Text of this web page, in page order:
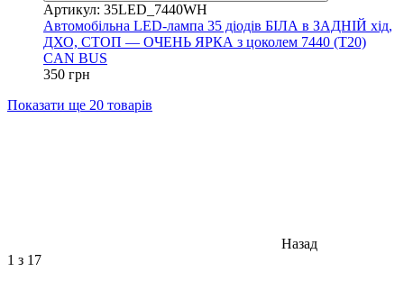
Артикул: 35LED_7440WH
Автомобільна LED-лампа 35 діодів БІЛА в ЗАДНІЙ хід,
ДХО, СТОП — ОЧЕНЬ ЯРКА з цоколем 7440 (T20)
CAN BUS
350 грн
Показати ще 20 товарів
Назад
1 з 17